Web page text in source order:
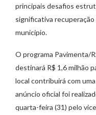
principais desafios
significativa
município.
O programa Pavimenta/
destinará R$ 1,6 milhão
local contribuirá com
anúncio oficial foi
quarta-feira (31) pelo